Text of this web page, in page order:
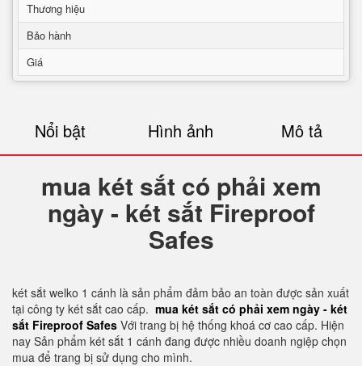
Thương hiệu
Bảo hành
Giá
Nổi bật Hình ảnh Mô tả
mua két sắt có phải xem
ngày - két sắt Fireproof
Safes
két sắt welko 1 cánh là sản phẩm đảm bảo an toàn được sản xuất
tại công ty két sắt cao cấp. mua két sắt có phải xem ngày - két
sắt Fireproof Safes Với trang bị hệ thống khoá cơ cao cấp. Hiện
nay Sản phẩm két sắt 1 cánh đang được nhiều doanh ngiệp chọn
mua để trang bị sử dụng cho mình.